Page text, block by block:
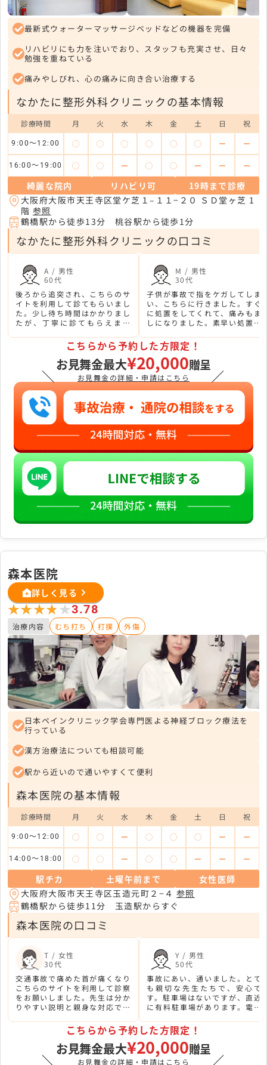
最新式ウォーターマッサージベッドなどの機器を完備
リハビリにも力を注いでおり、スタッフも充実させ、日々
勉強を重ねている
痛みやしびれ、心の痛みに向き合い治療する
なかたに整形外科クリニックの基本情報
診療時間 月 火 水 木 金 土 日 祝
9:00〜12:00 ◯ ◯ ◯ ◯ ◯ ◯ ー ー
16:00〜19:00 ◯ ◯ ー ◯ ◯ ー ー ー
綺麗な院内 リハビリ可
19時まで診療
大阪府大阪市天王寺区堂ケ芝１–１１−２０ ＳＤ堂ヶ芝 1
階 参照
鶴橋駅から徒歩13分 桃谷駅から徒歩1分
なかたに整形外科クリニックの口コミ
A / 男性
60代
後ろから追突され、こちらのサ
イトを利用して診てもらいまし
た。少し待ち時間はかかりまし
たが、丁寧に診てもらえまし
M / 男性
30代
子供が事故で指をケガしてしま
い、こちらに行きました。すぐ
に処置をしてくれて、痛みもま
しになりました。素早い処置を
た。ありがとうございました。
＼
こちらから予約した方限定！
お見舞金最大¥20,000贈呈
お見舞金の詳細・申請はこちら ／
森本医院
詳しく見る
★★★★★
★★★★★3.78
治療内容 むち打ち 打撲 外傷
日本ペインクリニック学会専門医よる神経ブロック療法を
行っている
漢方治療法についても相談可能
駅から近いので通いやすくて便利
森本医院の基本情報
診療時間 月 火 水 木 金 土 日 祝
9:00～12:00 ◯ ◯ ー ◯ ◯ ◯ ー ー
14:00～18:00 ◯ ◯ ー ◯ ◯ ー ー ー
駅チカ 土曜午前まで
女性医師
大阪府大阪市天王寺区玉造元町２−４ 参照
鶴橋駅から徒歩11分 玉造駅からすぐ
森本医院の口コミ
T / 女性
30代
交通事故で痛めた首が痛くなり
こちらのサイトを利用して診察
をお願いしました。先生は分か
りやすい説明と親身な対応で安
Y / 男性
50代
事故にあい、通いました。とて
も親切な先生たちで、安心で
す。駐車場はないですが、直近
に有料駐車場があります。電車
す。
＼
こちらから予約した方限定！
お見舞金最大¥20,000贈呈
お見舞金の詳細・申請はこちら ／